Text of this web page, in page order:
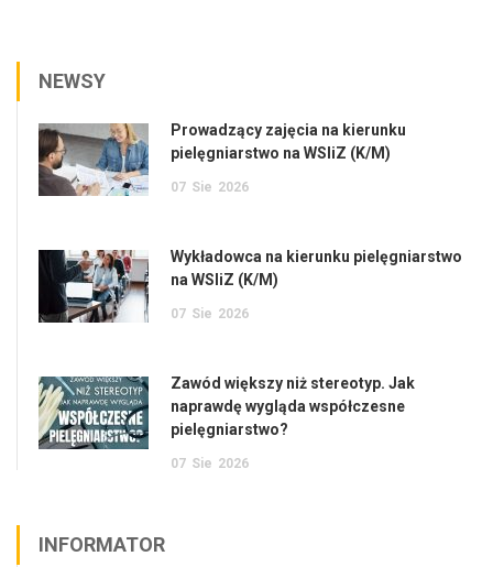
NEWSY
Prowadzący zajęcia na kierunku
pielęgniarstwo na WSIiZ (K/M)
07 Sie 2026
Wykładowca na kierunku pielęgniarstwo
na WSIiZ (K/M)
07 Sie 2026
Zawód większy niż stereotyp. Jak
naprawdę wygląda współczesne
pielęgniarstwo?
07 Sie 2026
INFORMATOR